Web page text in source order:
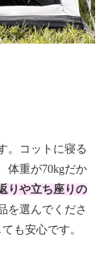
。コットに寝る
体重が70kgだか
りや立ち座りの
を選んでくださ
も安心です。